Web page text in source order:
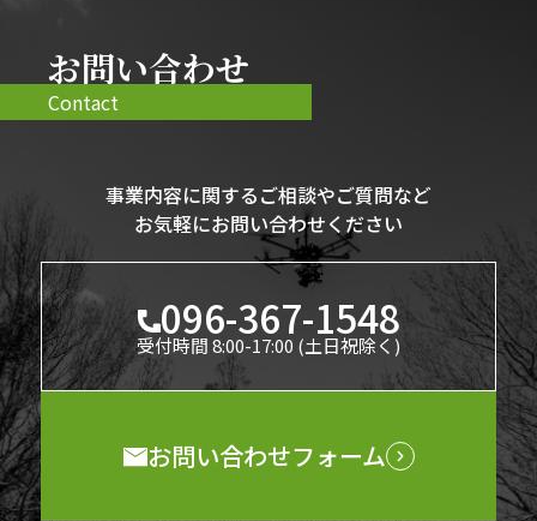
お問い合わせ
Contact
事業内容に関するご相談やご質問など
お気軽にお問い合わせください
096-367-1548
受付時間 8:00-17:00 (土日祝除く)
お問い合わせフォーム